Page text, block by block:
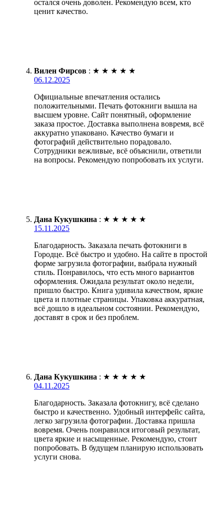
остался очень доволен. Рекомендую всем, кто
ценит качество.
Вилен Фирсов : ★ ★ ★ ★ ★
06.12.2025
Официальные впечатления остались
положительными. Печать фотокниги вышла на
высшем уровне. Сайт понятный, оформление
заказа простое. Доставка выполнена вовремя, всё
аккуратно упаковано. Качество бумаги и
фотографий действительно порадовало.
Сотрудники вежливые, всё объяснили, ответили
на вопросы. Рекомендую попробовать их услуги.
Дана Кукушкина : ★ ★ ★ ★ ★
15.11.2025
Благодарность. Заказала печать фотокниги в
Городце. Всё быстро и удобно. На сайте в простой
форме загрузила фотографии, выбрала нужный
стиль. Понравилось, что есть много вариантов
оформления. Ожидала результат около недели,
пришло быстро. Книга удивила качеством, яркие
цвета и плотные страницы. Упаковка аккуратная,
всё дошло в идеальном состоянии. Рекомендую,
доставят в срок и без проблем.
Дана Кукушкина : ★ ★ ★ ★ ★
04.11.2025
Благодарность. Заказала фотокнигу, всё сделано
быстро и качественно. Удобный интерфейс сайта,
легко загрузила фотографии. Доставка пришла
вовремя. Очень понравился итоговый результат,
цвета яркие и насыщенные. Рекомендую, стоит
попробовать. В будущем планирую использовать
услуги снова.